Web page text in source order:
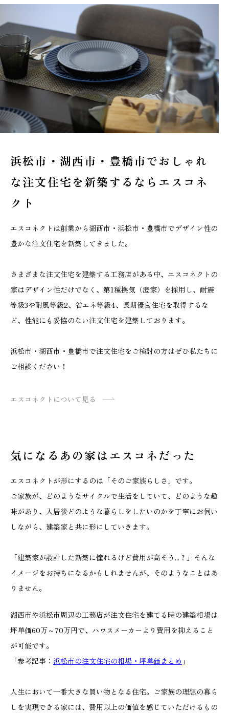
浜松市・湖西市・豊橋市でおしゃれ
な注文住宅を新築するならエスコネ
クト
エスコネクトは創業から湖西市・浜松市・豊橋市でデザイン性の
豊かな注文住宅を新築してきました。
さまざまな注文住宅を建築する工務店がある中、エスコネクトの
家はデザイン性だけでなく、第1種換気（澄家）を採用し、耐震
等級3や耐風等級2、省エネ等級4、長期優良住宅を取得するな
ど、性能にも妥協のない注文住宅を建築しております。
浜松市・湖西市・豊橋市で注文住宅をご検討の方はぜひ私たちに
ご相談ください！
エスコネクトについて見る
気になるあの家はエスコネだった
エスコネクトが形にするのは「そのご家族らしさ」です。
ご家族が、どのようなサイクルで生活をしていて、どのような趣
味があり、入居後どのような暮らしをしたいのかを丁寧にお伺い
しながら、建築家と共に形にしていきます。
「建築家が設計した新築に憧れるけど費用が高そう...？」そんな
イメージをお持ちになるかもしれませんが、そのようなことはあ
りません。
湖西市や浜松市周辺の工務店が注文住宅を建てる時の建築相場は
坪単価60万～70万円で、ハウスメーカーより費用を抑えること
が可能です。
「参考記事： 浜松市の注文住宅の相場・坪単価まとめ 」
人生において一番大きな買い物となる住宅。ご家族の理想の暮ら
しを実現できる家には、費用以上の価値を感じていただけるもの